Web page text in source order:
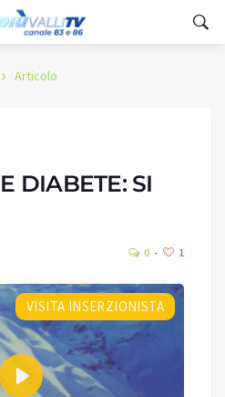
Articolo
DIABETE: SI
0 1
VISITA INSERZIONISTA